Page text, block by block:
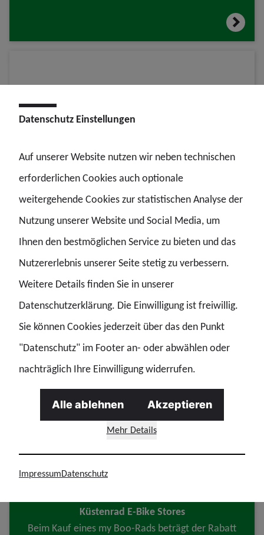
Europcar Autovermietung
Mit dem Autoverleiher Europcar hat die GdP einen
Vertrag für ihre Mitglieder abgeschlossen.
Bei Vorlage der GdP-Contract-ID erhältst du als GdP-
Firmenratenbasis bis zu 30%.
Nach dem Login kannst du die Contract-ID einsehen.
Küstenrad E-Bike Stores
Beim Kauf eines my Boo-Rads beträgt der Rabatt
Datenschutz Einstellungen
Auf unserer Website nutzen wir neben technischen
erforderlichen Cookies auch optionale
weitergehende Cookies zur statistischen Analyse der
Nutzung unserer Website und Social Media, um
Ihnen den bestmöglichen Service zu bieten und das
Nutzererlebnis unserer Seite stetig zu verbessern.
Weitere Details finden Sie in unserer
Datenschutzerklärung. Die Einwilligung ist freiwillig.
Sie können Cookies jederzeit über das den Punkt
"Datenschutz" im Footer an- oder abwählen oder
nachträglich Ihre Einwilligung widerrufen.
Mehr Details
Alle ablehnen Akzeptieren
ImpressumDatenschutz